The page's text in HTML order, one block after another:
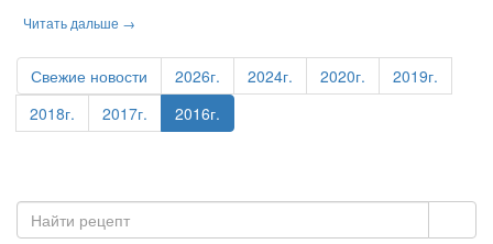
Читать дальше →
Свежие новости 2026г. 2024г. 2020г.
2019г.
2018г.
2017г. 2016г.